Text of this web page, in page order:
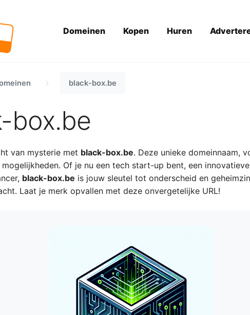
Domeinen Kopen Huren
black-box.be
box.be
van mysterie met black-box.be. Deze unieke domeinnaam,
Of je nu een tech start-up bent, een
black-box.be is jouw sleutel tot onderscheid en
Laat je merk opvallen met deze onvergetelijke URL!